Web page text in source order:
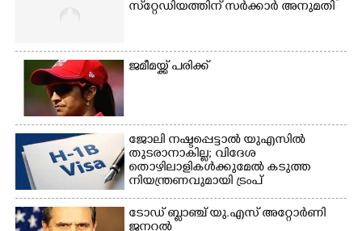
സ്‌റ്റേഡിയത്തിന് സർക്കാർ അനുമതി
ജമീമയ്ക്ക് പരിക്ക്
ജോലി നഷ്ടപ്പെട്ടാൽ യുഎസിൽ
തുടരാനാകില്ല; വിദേശ
തൊഴിലാളികൾക്കുമേൽ കടുത്ത
നിയന്ത്രണവുമായി ട്രംപ്‌
ടോഡ് ബ്ലാഞ്ച് യു.എസ് അറ്റോർണി
ജനറൽ